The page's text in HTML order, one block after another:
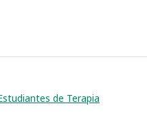
de Terapia